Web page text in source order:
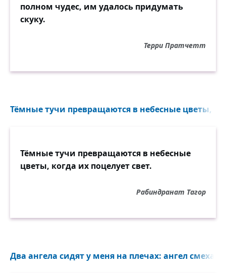
полном чудес, им удалось придумать
скуку.
Терри Пратчетт
Тёмные тучи превращаются в небесные цветы,
Тёмные тучи превращаются в небесные
цветы, когда их поцелует свет.
Рабиндранат Тагор
Два ангела сидят у меня на плечах: ангел смеха и